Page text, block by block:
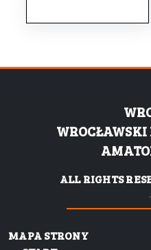
ALL RIGHTS
MAPA STRONY